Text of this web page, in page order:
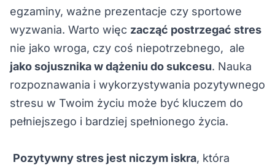
egzaminy, ważne prezentacje czy sportowe
wyzwania. Warto więc zacząć postrzegać stres
nie jako wroga, czy coś niepotrzebnego, ale
jako sojusznika w dążeniu do sukcesu. Nauka
rozpoznawania i wykorzystywania pozytywnego
stresu w Twoim życiu może być kluczem do
pełniejszego i bardziej spełnionego życia.
Pozytywny stres jest niczym iskra, która